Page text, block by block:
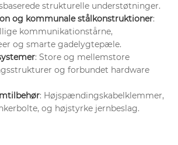
strukturelle understøtninger.
og kommunale stålkonstruktioner:
kommunikationstårne,
og smarte gadelygtepæle.
: Store og mellemstore
og forbundet hardware
: Højspændingskabelklemmer,
og højstyrke jernbeslag.